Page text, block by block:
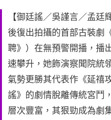
【御廷謠／吳謹言／孟
後復出拍攝的首部古裝劇
聘》）在無預警開播，播
速攀升，她飾演察聞院統
氣勢更勝其代表作《延禧
謠》的劇情脫離傳統宮鬥
層次豐富，其狠勁成為劇